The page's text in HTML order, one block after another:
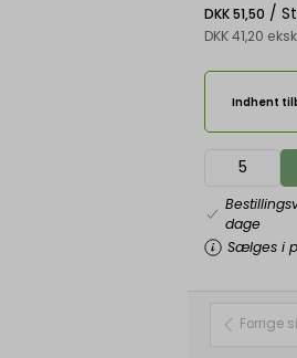
DKK 51,50 /
DKK 41,20
Indhent
dage
Sælges i
Forrige